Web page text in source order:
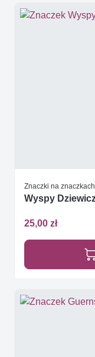
Znaczki na znaczkach
Wyspy
25,00 zł